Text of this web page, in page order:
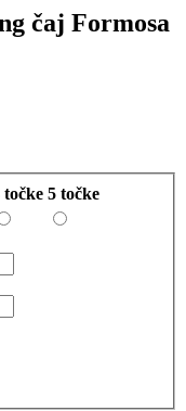
čaj Formosa
točke 5 točke